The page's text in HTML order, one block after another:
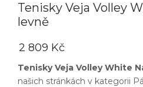
Tenisky Veja Volley
levně
2 809 Kč
Tenisky Veja Volley White
našich stránkách v kategorii